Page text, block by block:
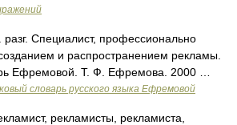
Специалист, профессионально
и распространением рекламы.
Ефремовой. Т. Ф. Ефремова. 2000 …
словарь русского языка Ефремовой
рекламисты, рекламиста,